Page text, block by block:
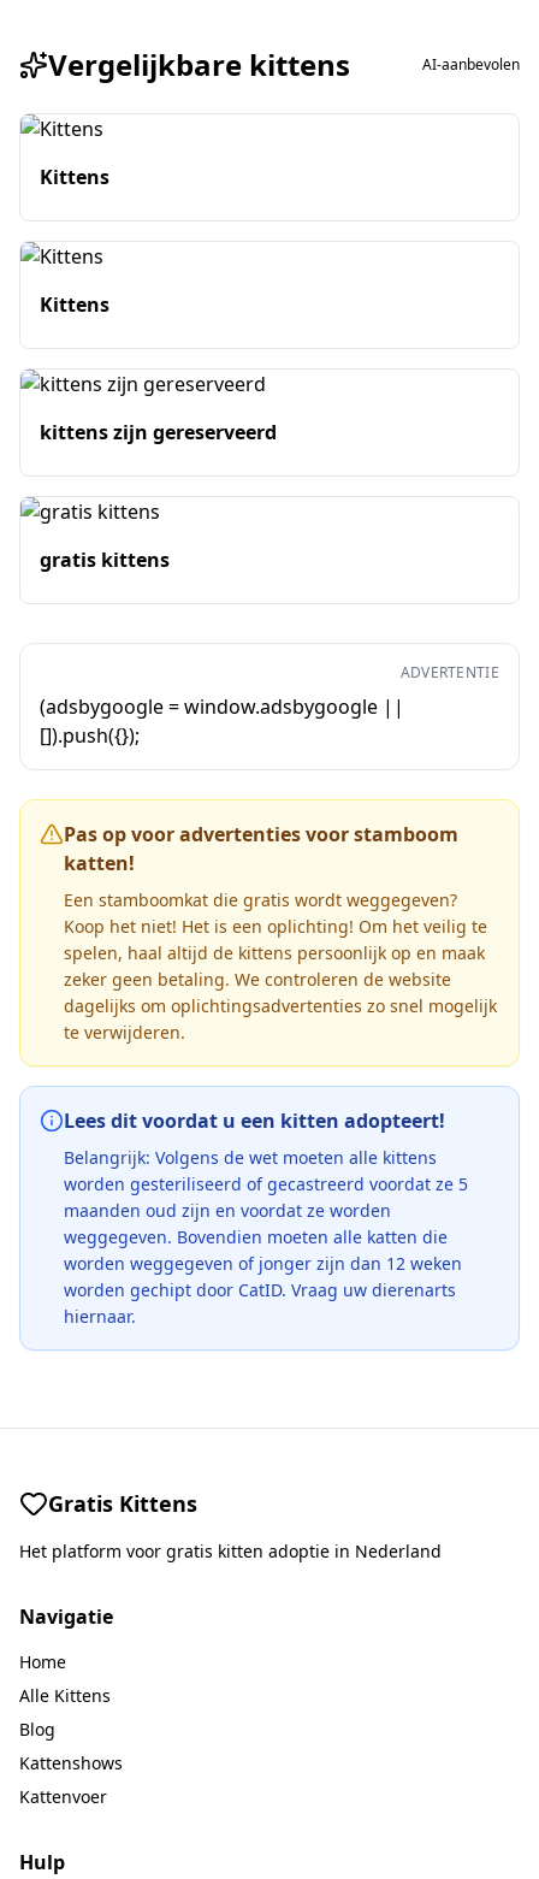
Vergelijkbare kittens AI-aanbevolen
Kittens
Kittens
kittens zijn gereserveerd
gratis kittens
ADVERTENTIE
(adsbygoogle = window.adsbygoogle ||
[]).push({});
Pas op voor advertenties voor stamboom
katten!
Een stamboomkat die gratis wordt weggegeven?
Koop het niet! Het is een oplichting! Om het veilig te
spelen, haal altijd de kittens persoonlijk op en maak
zeker geen betaling. We controleren de website
dagelijks om oplichtingsadvertenties zo snel mogelijk
te verwijderen.
Lees dit voordat u een kitten adopteert!
Belangrijk: Volgens de wet moeten alle kittens
worden gesteriliseerd of gecastreerd voordat ze 5
maanden oud zijn en voordat ze worden
weggegeven. Bovendien moeten alle katten die
worden weggegeven of jonger zijn dan 12 weken
worden gechipt door CatID. Vraag uw dierenarts
hiernaar.
Gratis Kittens
Het platform voor gratis kitten adoptie in Nederland
Navigatie
Home
Alle Kittens
Blog
Kattenshows
Kattenvoer
Hulp